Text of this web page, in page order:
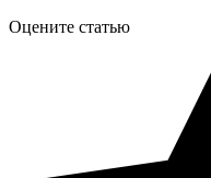
Оцените статью